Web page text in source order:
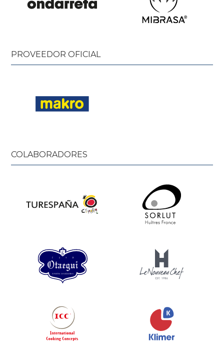
PROVEEDOR OFICIAL
COLABORADORES